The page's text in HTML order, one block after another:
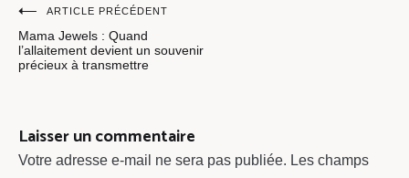
Navigation
de
ARTICLE PRÉCÉDENT
Mama Jewels : Quand
l’allaitement devient un souvenir
précieux à transmettre
Laisser un commentaire
Votre adresse e-mail ne sera pas publiée. Les champs